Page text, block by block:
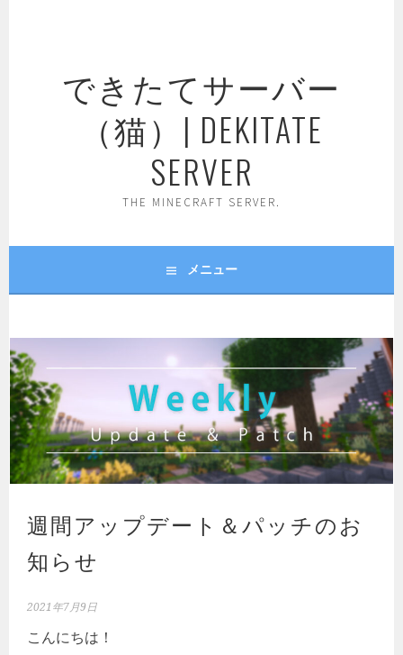
できたてサーバー
（猫）| DEKITATE
SERVER
THE MINECRAFT SERVER.
メニュー
週間アップデート＆パッチのお
知らせ
2021年7月9日
こんにちは！